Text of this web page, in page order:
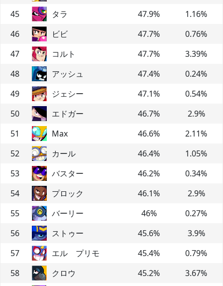
45
タラ 47.9% 1.16%
46
ビビ 47.7% 0.76%
47
コルト 47.7% 3.39%
48
アッシュ 47.4% 0.24%
49
ジェシー 47.1% 0.54%
50
エドガー 46.7% 2.9%
51
Max 46.6% 2.11%
52
カール 46.4% 1.05%
53
バスター 46.2% 0.34%
54
プロック 46.1% 2.9%
55
バーリー 46% 0.27%
56
ストゥー 45.6% 3.9%
57
エル プリモ 45.4% 0.79%
58
クロウ 45.2% 3.67%